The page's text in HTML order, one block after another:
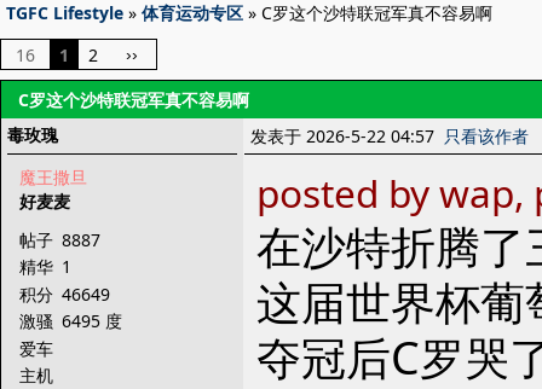
TGFC Lifestyle » 体育运动专区 » C罗这个沙特联冠军真不容易啊
16
1 2 ››
C罗这个沙特联冠军真不容易啊
毒玫瑰
魔王撒旦
好麦麦
帖子 8887
精华 1
积分 46649
激骚 6495 度
爱车
主机
发表于 2026-5-22 04:57 只看该作者
posted by
在沙特折腾
这届世界杯
夺冠后C罗哭